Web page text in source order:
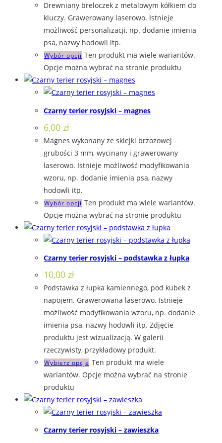
Drewniany breloczek z metalowym kółkiem do
kluczy. Grawerowany laserowo. Istnieje
możliwość personalizacji, np. dodanie imienia
psa, nazwy hodowli itp.
Wybór opcji Ten produkt ma wiele wariantów.
Opcje można wybrać na stronie produktu
Czarny terier rosyjski – magnes
6,00 zł
Magnes wykonany ze sklejki brzozowej
grubości 3 mm, wycinany i grawerowany
laserowo. Istnieje możliwość modyfikowania
wzoru, np. dodanie imienia psa, nazwy
hodowli itp.
Wybór opcji Ten produkt ma wiele wariantów.
Opcje można wybrać na stronie produktu
Czarny terier rosyjski – podstawka z łupka
10,00 zł
Podstawka z łupka kamiennego, pod kubek z
napojem. Grawerowana laserowo. Istnieje
możliwość modyfikowania wzoru, np. dodanie
imienia psa, nazwy hodowli itp. Zdjęcie
produktu jest wizualizacją. W galerii
rzeczywisty, przykładowy produkt.
Wybierz opcje Ten produkt ma wiele
wariantów. Opcje można wybrać na stronie
produktu
Czarny terier rosyjski – zawieszka